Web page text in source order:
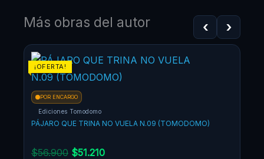
Más obras del autor ‹ ›
¡OFERTA!
POR ENCARGO
Ediciones Tomodomo
PÁJARO QUE TRINA NO VUELA N.09 (TOMODOMO)
$56.900
era:
$56.900.
$51.210
$51.210.